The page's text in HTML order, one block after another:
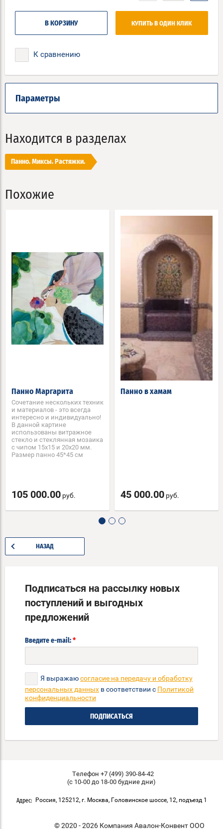
В КОРЗИНУ КУПИТЬ В ОДИН КЛИК
К сравнению
Параметры
Находится в разделах
Панно. Миксы. Растяжки.
Похожие
Панно Маргарита
Сочетание нескольких техник
и материалов - это всегда
интересно и индивидуально!
В данной картине
использованы витражное
стекло и стеклянная мозаика
с чипом 15х15 и 20х20 мм.
Размер панно 45*45 см
105 000.00 руб.
Панно в хамам
45 000.00 руб.
НАЗАД
Подписаться на рассылку новых
поступлений и выгодных
предложений
Введите e-mail: *
Я выражаюсогласие на передачу и обработку
персональных данных в соответствии с Политикой
конфиденциальности
ПОДПИСАТЬСЯ
Телефон +7 (499) 390-84-42
(с 10-00 до 18-00 будние дни)
Адрес: Россия, 125212, г. Москва, Головинское шоссе, 12, подъезд 1
© 2020 - 2026 Компания Авалон-Конвент ООО